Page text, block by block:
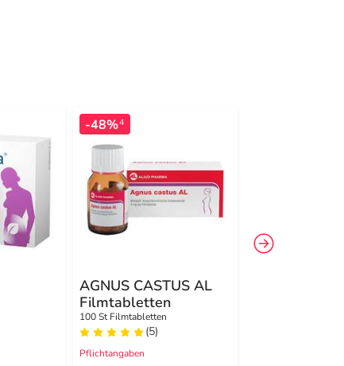
-48%4
AGNUS CASTUS AL
Filmtabletten
100 St Filmtabletten
(5)
Pflichtangaben